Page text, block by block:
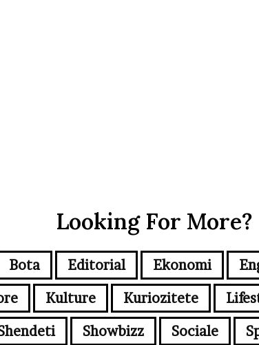
Looking For More?
Bota Editorial Ekonomi
Kulture Kuriozitete
Showbizz Sociale